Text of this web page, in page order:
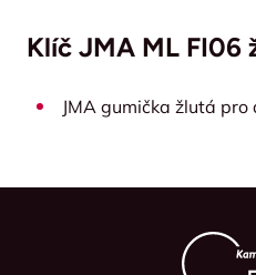
Klíč JMA ML FI06
JMA gumička žlutá